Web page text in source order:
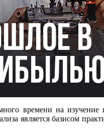
времени на
является базисом